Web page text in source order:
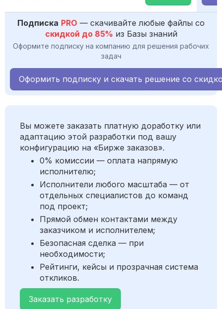
Подписка PRO — скачивайте любые файлы со
скидкой до 85% из Базы знаний
Оформите подписку на компанию для решения рабочих
задач
Оформить подписку и скачать решение со
Вы можете заказать платную доработку или
адаптацию этой разработки под вашу
конфигурацию на «Бирже заказов».
0% комиссии — оплата напрямую
исполнителю;
Исполнители любого масштаба — от
отдельных специалистов до команд
под проект;
Прямой обмен контактами между
заказчиком и исполнителем;
Безопасная сделка — при
необходимости;
Рейтинги, кейсы и прозрачная система
откликов.
Заказать разработку